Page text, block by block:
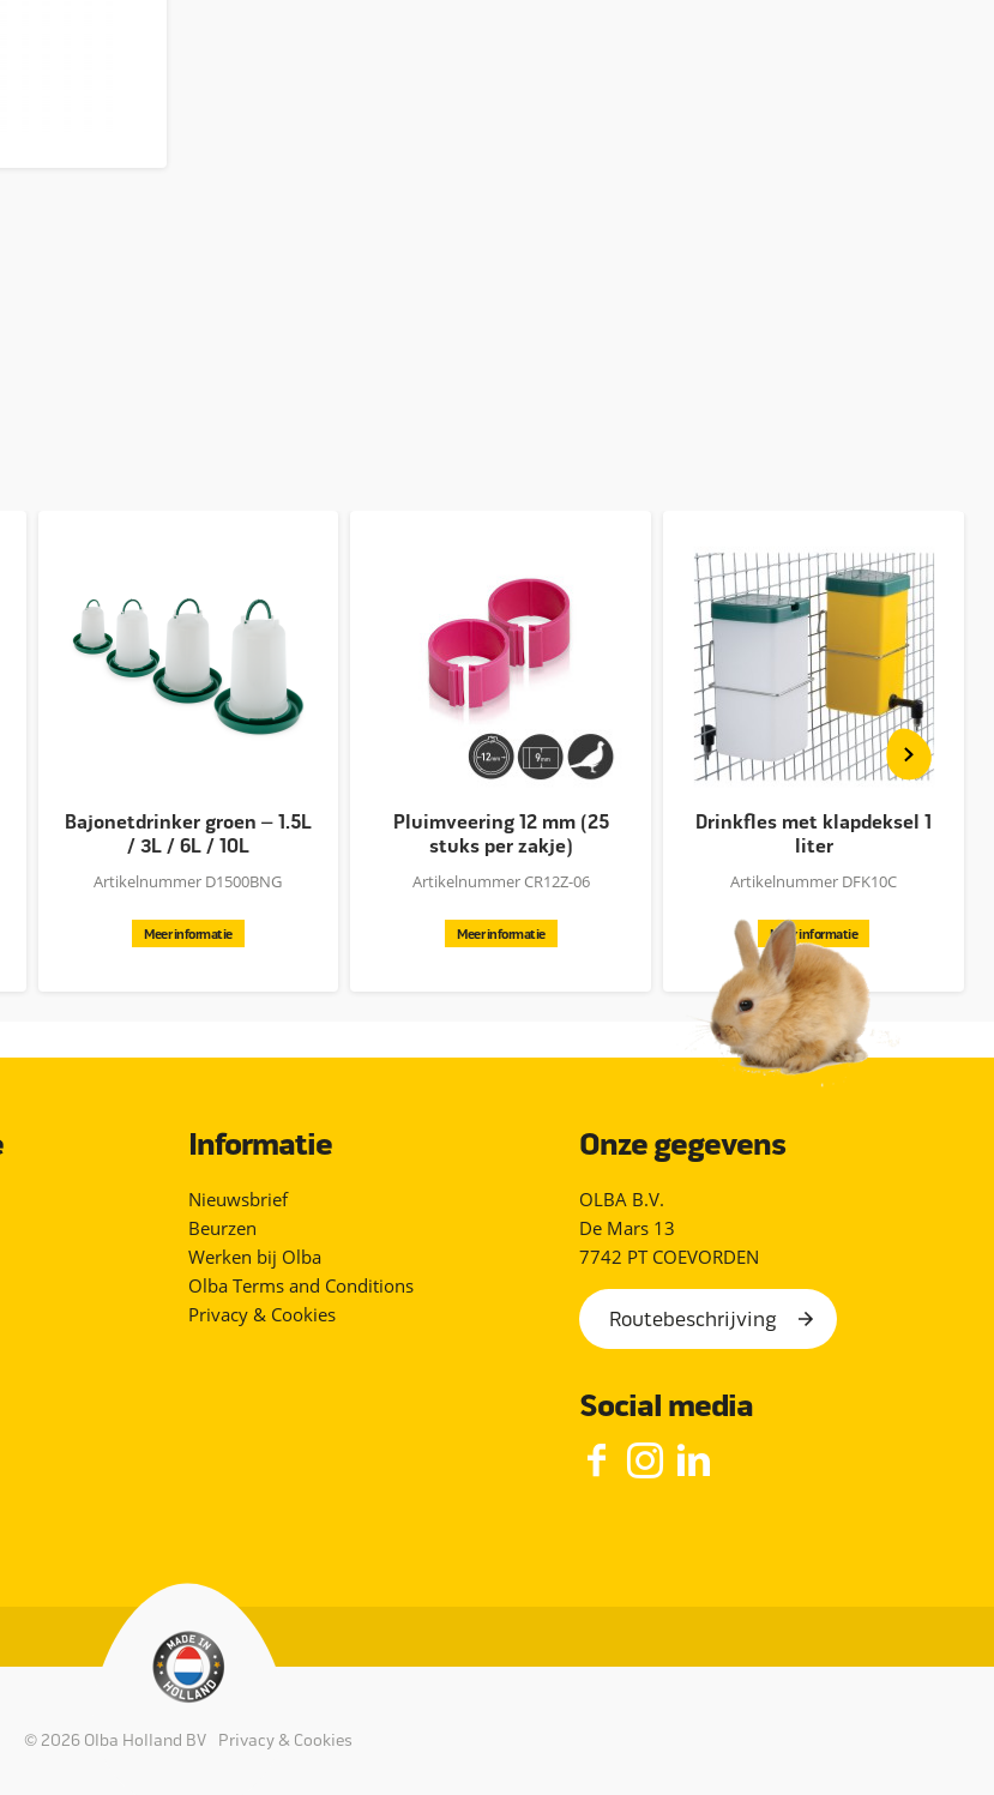
Bajonetdrinker groen – 1.5L
/ 3L / 6L / 10L
Artikelnummer D1500BNG
Meer informatie
Pluimveering 12 mm (25
stuks per zakje)
Artikelnummer CR12Z-06
Meer informatie
Drinkfles met klapdeksel 1
liter
Artikelnummer DFK10C
Meer informatie
Informatie
Nieuwsbrief
Beurzen
Werken bij Olba
Olba Terms and Conditions
Privacy & Cookies
Onze gegevens
OLBA B.V.
De Mars 13
7742 PT COEVORDEN
Routebeschrijving
Social media
© 2026 Olba Holland BV Privacy & Cookies